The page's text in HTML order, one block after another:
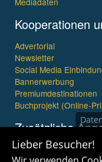
Kooperationen
Advertorial
Newsletter
Social Media
Bannerwerbung
Premiumdestinationen
Buchprojekt (Online-
Zusätzliche
Imagefilme und mehr
Lieber Besucher!